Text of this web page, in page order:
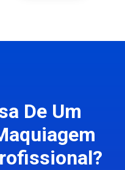
De Um